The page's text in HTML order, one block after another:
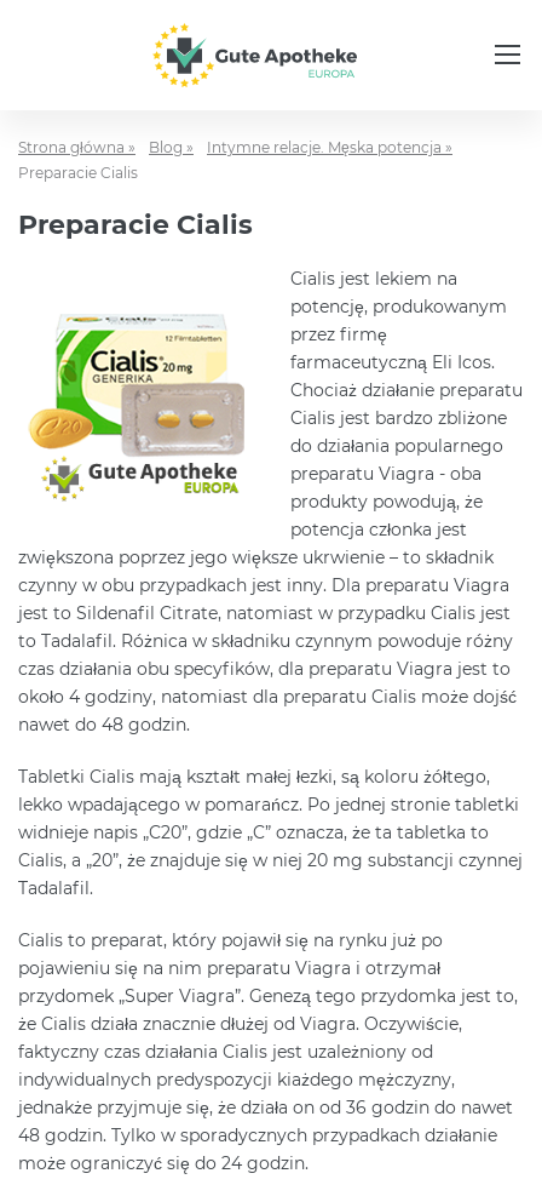
Strona główna » Blog »
Intymne relacje. Męska potencja »
Preparacie Cialis
Preparacie Cialis
Cialis jest lekiem na
potencję, produkowanym
przez firmę
farmaceutyczną Eli Icos.
Chociaż działanie preparatu
Cialis jest bardzo zbliżone
do działania popularnego
preparatu Viagra - oba
produkty powodują, że
potencja członka jest
zwiększona poprzez jego większe ukrwienie – to składnik
czynny w obu przypadkach jest inny. Dla preparatu Viagra
jest to Sildenafil Citrate, natomiast w przypadku Cialis jest
to Tadalafil. Różnica w składniku czynnym powoduje różny
czas działania obu specyfików, dla preparatu Viagra jest to
około 4 godziny, natomiast dla preparatu Cialis może dojść
nawet do 48 godzin.
Tabletki Cialis mają kształt małej łezki, są koloru żółtego,
lekko wpadającego w pomarańcz. Po jednej stronie tabletki
widnieje napis „C20”, gdzie „C” oznacza, że ta tabletka to
Cialis, a „20”, że znajduje się w niej 20 mg substancji czynnej
Tadalafil.
Cialis to preparat, który pojawił się na rynku już po
pojawieniu się na nim preparatu Viagra i otrzymał
przydomek „Super Viagra”. Genezą tego przydomka jest to,
że Cialis działa znacznie dłużej od Viagra. Oczywiście,
faktyczny czas działania Cialis jest uzależniony od
indywidualnych predyspozycji kiażdego mężczyzny,
jednakże przyjmuje się, że działa on od 36 godzin do nawet
48 godzin. Tylko w sporadycznych przypadkach działanie
może ograniczyć się do 24 godzin.